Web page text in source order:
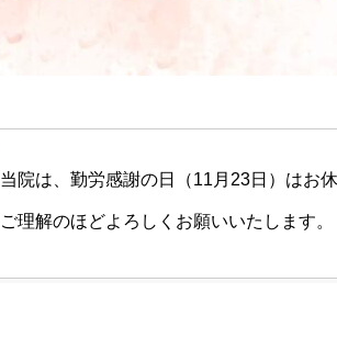
当院は、勤労感謝の日（11月23日）はお
ご理解のほどよろしくお願いいたします。